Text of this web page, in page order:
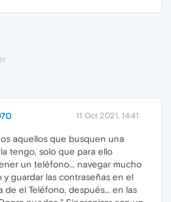
11 Oct 2021, 14:41
aquellos que busquen una
tengo, solo que para ello
un teléfono... navegar mucho
guardar las contraseñas en el
de el Teléfono, después... en las